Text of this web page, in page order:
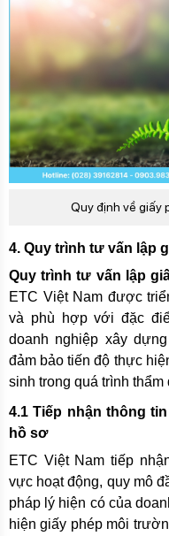
Quy định về giấy
4. Quy trình tư vấn lập
Quy trình tư vấn lập
ETC Việt Nam được
và phù hợp với đặc
doanh nghiệp xây
đảm bảo tiến độ thực
sinh trong quá trình
4.1 Tiếp nhận thông
hồ sơ
ETC Việt Nam tiếp
vực hoạt động, quy mô
pháp lý hiện có của
hiện giấy phép môi